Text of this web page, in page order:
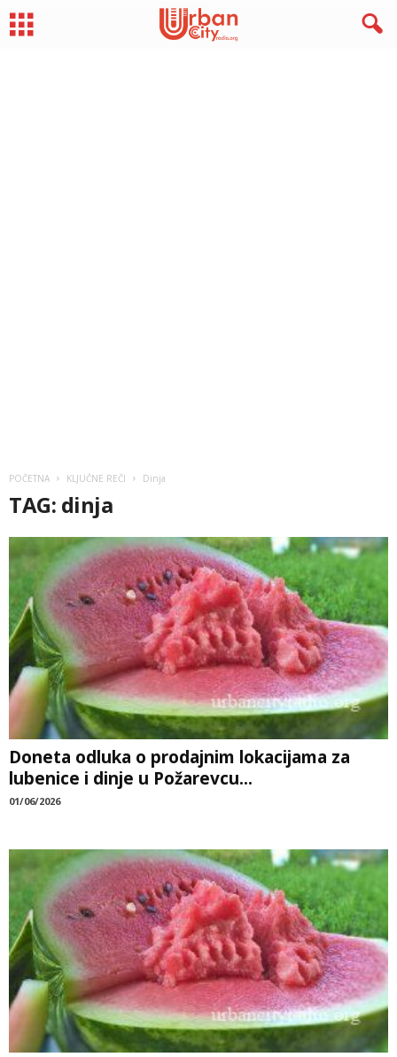
POČETNA KLJUČNE REČI Dinja
TAG: dinja
Doneta odluka o prodajnim lokacijama za
lubenice i dinje u Požarevcu...
01/06/2026